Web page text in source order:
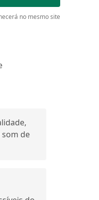
no mesmo site
som de